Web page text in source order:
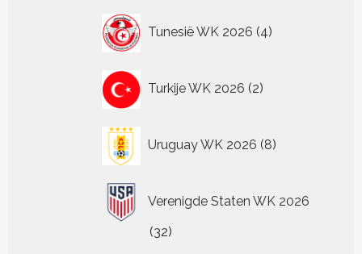
Tunesië WK 2026 4
producten
Turkije WK 2026 2
producten
Uruguay WK 2026 8
producten
Verenigde Staten WK 2026
3232